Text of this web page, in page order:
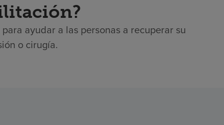
ayudar a las personas a recuperar su
o cirugía.